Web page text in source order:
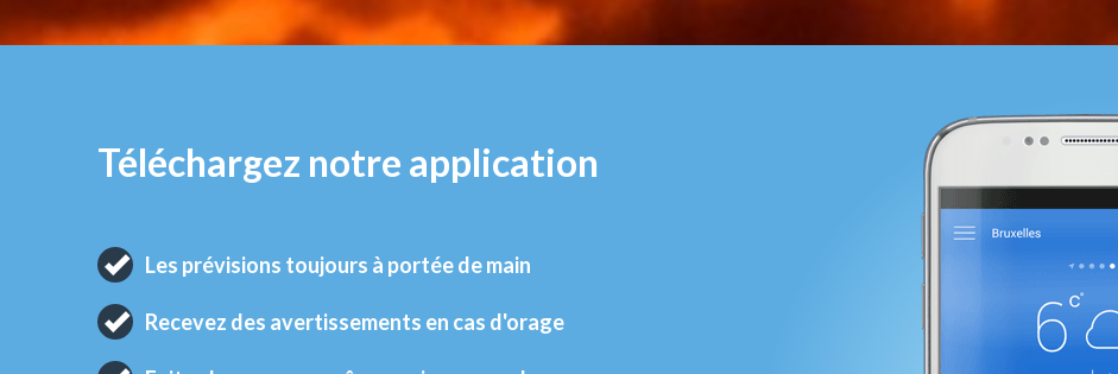
Téléchargez notre application
Les prévisions toujours à portée de main
Recevez des avertissements en cas d'orage